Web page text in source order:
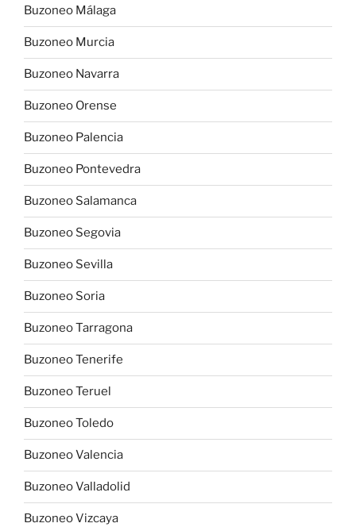
Buzoneo Málaga
Buzoneo Murcia
Buzoneo Navarra
Buzoneo Orense
Buzoneo Palencia
Buzoneo Pontevedra
Buzoneo Salamanca
Buzoneo Segovia
Buzoneo Sevilla
Buzoneo Soria
Buzoneo Tarragona
Buzoneo Tenerife
Buzoneo Teruel
Buzoneo Toledo
Buzoneo Valencia
Buzoneo Valladolid
Buzoneo Vizcaya